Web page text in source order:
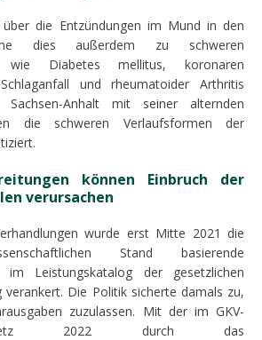
über die Entzündungen im Mund in den
dies außerdem zu schweren
wie Diabetes mellitus, koronaren
und rheumatoider Arthritis
Anhalt mit seiner alternden
die schweren Verlaufsformen der
können Einbruch der
verursachen
wurde erst Mitte 2021 die
Stand basierende
im Leistungskatalog der gesetzlichen
verankert. Die Politik sicherte damals zu,
zuzulassen. Mit der im GKV-
2022 durch das